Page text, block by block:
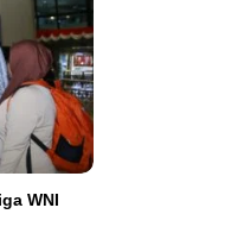
WNI